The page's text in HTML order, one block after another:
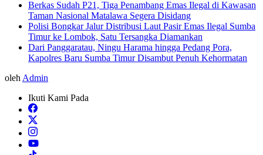
Berkas Sudah P21, Tiga Penambang Emas Ilegal di Kawasan
Taman Nasional Matalawa Segera Disidang
Polisi Bongkar Jalur Distribusi Laut Pasir Emas Ilegal Sumba
Timur ke Lombok, Satu Tersangka Diamankan
Dari Panggaratau, Ningu Harama hingga Pedang Pora,
Kapolres Baru Sumba Timur Disambut Penuh Kehormatan
oleh Admin
Ikuti Kami Pada